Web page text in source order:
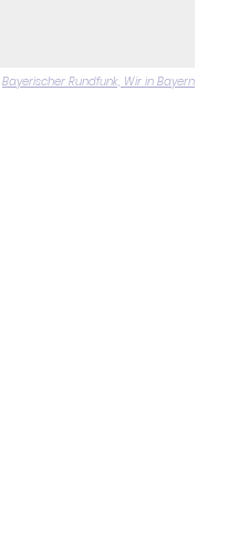
Bayerischer Rundfunk, Wir in Bayern